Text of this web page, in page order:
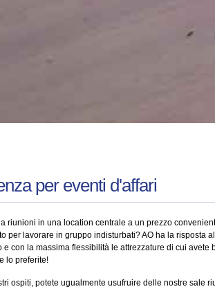
per eventi d'affari
riunioni in una location centrale a un prezzo
per lavorare in gruppo indisturbati? AO ha la
e con la massima flessibilità le attrezzature di cui
lo preferite!
ospiti, potete ugualmente usufruire delle nostre sale